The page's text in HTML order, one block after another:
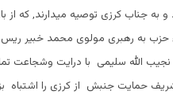
جناب کرزی توصیه میدارند, که از
حزب به رهبری مولوی محمد خبیر
الله سلیمی با درایت وشجاعت
حمایت جنبش از کرزی را اشتباه